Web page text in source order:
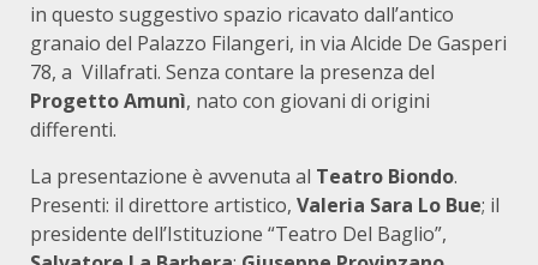
in questo suggestivo spazio ricavato dall’antico
granaio del Palazzo Filangeri, in via Alcide De Gasperi
78, a Villafrati. Senza contare la presenza del
Progetto Amunì, nato con giovani di origini
differenti.
La presentazione è avvenuta al Teatro Biondo.
Presenti: il direttore artistico, Valeria Sara Lo Bue; il
presidente dell’Istituzione “Teatro Del Baglio”,